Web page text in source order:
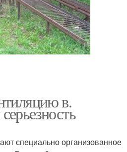
в.
специально организованное